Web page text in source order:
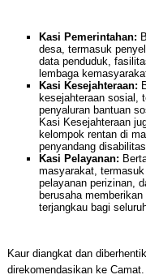
Kasi Pemerintahan:
desa, termasuk
data penduduk,
lembaga
Kasi Kesejahteraan:
kesejahteraan sosial,
penyaluran bantuan
Kasi Kesejahteraan
kelompok rentan di
penyandang
Kasi Pelayanan:
masyarakat,
pelayanan perizinan,
berusaha
terjangkau bagi
Kaur diangkat dan
direkomendasikan ke Camat.